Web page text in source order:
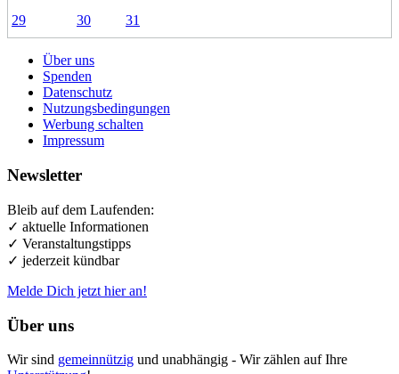
29
30 31
Über uns
Spenden
Datenschutz
Nutzungsbedingungen
Werbung schalten
Impressum
Newsletter
Bleib auf dem Laufenden:
✓ aktuelle Informationen
✓ Veranstaltungstipps
✓ jederzeit kündbar
Melde Dich jetzt hier an!
Über uns
Wir sind gemeinnützig und unabhängig - Wir zählen auf Ihre